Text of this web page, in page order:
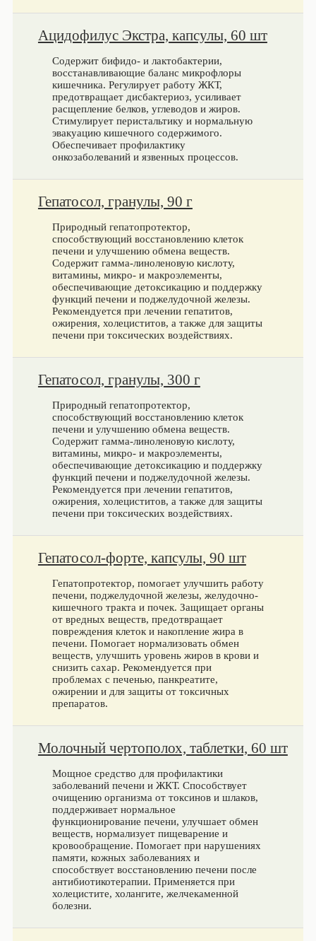
Ацидофилус Экстра, капсулы, 60 шт
Содержит бифидо- и лактобактерии,
восстанавливающие баланс микрофлоры
кишечника. Регулирует работу ЖКТ,
предотвращает дисбактериоз, усиливает
расщепление белков, углеводов и жиров.
Стимулирует перистальтику и нормальную
эвакуацию кишечного содержимого.
Обеспечивает профилактику
онкозаболеваний и язвенных процессов.
Гепатосол, гранулы, 90 г
Природный гепатопротектор,
способствующий восстановлению клеток
печени и улучшению обмена веществ.
Содержит гамма-линоленовую кислоту,
витамины, микро- и макроэлементы,
обеспечивающие детоксикацию и поддержку
функций печени и поджелудочной железы.
Рекомендуется при лечении гепатитов,
ожирения, холециститов, а также для защиты
печени при токсических воздействиях.
Гепатосол, гранулы, 300 г
Природный гепатопротектор,
способствующий восстановлению клеток
печени и улучшению обмена веществ.
Содержит гамма-линоленовую кислоту,
витамины, микро- и макроэлементы,
обеспечивающие детоксикацию и поддержку
функций печени и поджелудочной железы.
Рекомендуется при лечении гепатитов,
ожирения, холециститов, а также для защиты
печени при токсических воздействиях.
Гепатосол-форте, капсулы, 90 шт
Гепатопротектор, помогает улучшить работу
печени, поджелудочной железы, желудочно-
кишечного тракта и почек. Защищает органы
от вредных веществ, предотвращает
повреждения клеток и накопление жира в
печени. Помогает нормализовать обмен
веществ, улучшить уровень жиров в крови и
снизить сахар. Рекомендуется при
проблемах с печенью, панкреатите,
ожирении и для защиты от токсичных
препаратов.
Молочный чертополох, таблетки, 60 шт
Мощное средство для профилактики
заболеваний печени и ЖКТ. Способствует
очищению организма от токсинов и шлаков,
поддерживает нормальное
функционирование печени, улучшает обмен
веществ, нормализует пищеварение и
кровообращение. Помогает при нарушениях
памяти, кожных заболеваниях и
способствует восстановлению печени после
антибиотикотерапии. Применяется при
холецистите, холангите, желчекаменной
болезни.